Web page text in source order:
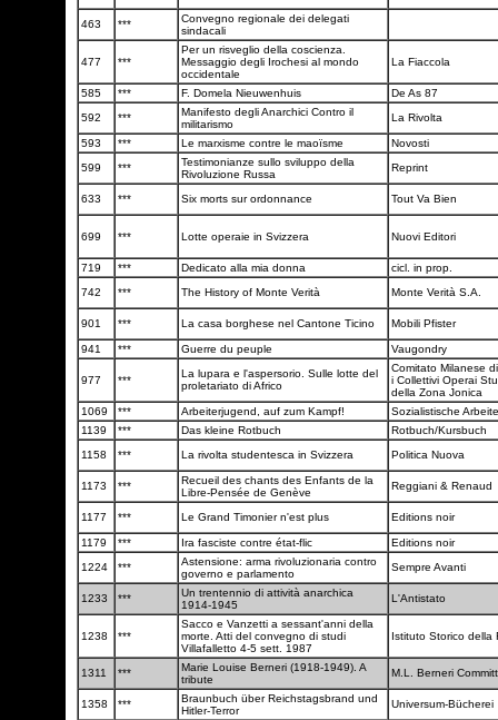
463 ***
Convegno regionale dei delegati
sindacali
477 ***
Per un risveglio della coscienza.
Messaggio degli Irochesi al mondo
occidentale
La Fiaccola
585 *** F. Domela Nieuwenhuis
De As 87
592
***
Manifesto degli Anarchici Contro il
militarismo
La Rivolta
593 *** Le marxisme contre le maoïsme
Novosti
599
***
Testimonianze sullo sviluppo della
Rivoluzione Russa
Reprint
633 *** Six morts sur ordonnance Tout Va Bien
699 *** Lotte operaie in Svizzera Nuovi Editori
719 *** Dedicato alla mia donna
cicl. in prop.
742
*** The History of Monte Verità Monte Verità S.A.
901 *** La casa borghese nel Cantone Ticino Mobili Pfister
941 *** Guerre du peuple Vaugondry
977 ***
La lupara e l'aspersorio. Sulle lotte del
proletariato di Africo
Comitato Milanese
i Collettivi Operai
della Zona Jonica
1069
*** Arbeiterjugend, auf zum Kampf!
Sozialistische
1139
*** Das kleine Rotbuch
Rotbuch/Kursbuch
1158
*** La rivolta studentesca in Svizzera Politica Nuova
1173 ***
Recueil des chants des Enfants de la
Libre-Pensée de Genève
Reggiani & Renaud
1177 *** Le Grand Timonier n'est plus Editions noir
1179 *** Ira fasciste contre état-flic
Editions noir
1224
***
Astensione: arma rivoluzionaria contro
governo e parlamento
Sempre Avanti
1233 ***
Un trentennio di attività anarchica
1914-1945
L'Antistato
1238 ***
Sacco e Vanzetti a sessant'anni della
morte. Atti del convegno di studi
Villafalletto 4-5 sett. 1987
Istituto Storico della
1311 ***
Marie Louise Berneri (1918-1949). A
tribute
M.L. Berneri
1358 ***
Braunbuch über Reichstagsbrand und
Hitler-Terror
Universum-Bücherei